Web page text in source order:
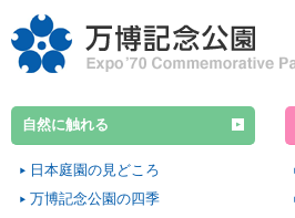
自然に触れる
日本庭園の見どころ
万博記念公園の四季